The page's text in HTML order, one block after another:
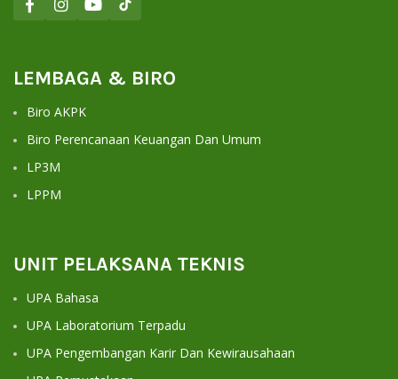
LEMBAGA & BIRO
Biro AKPK
Biro Perencanaan Keuangan Dan Umum
LP3M
LPPM
UNIT PELAKSANA TEKNIS
UPA Bahasa
UPA Laboratorium Terpadu
UPA Pengembangan Karir Dan Kewirausahaan